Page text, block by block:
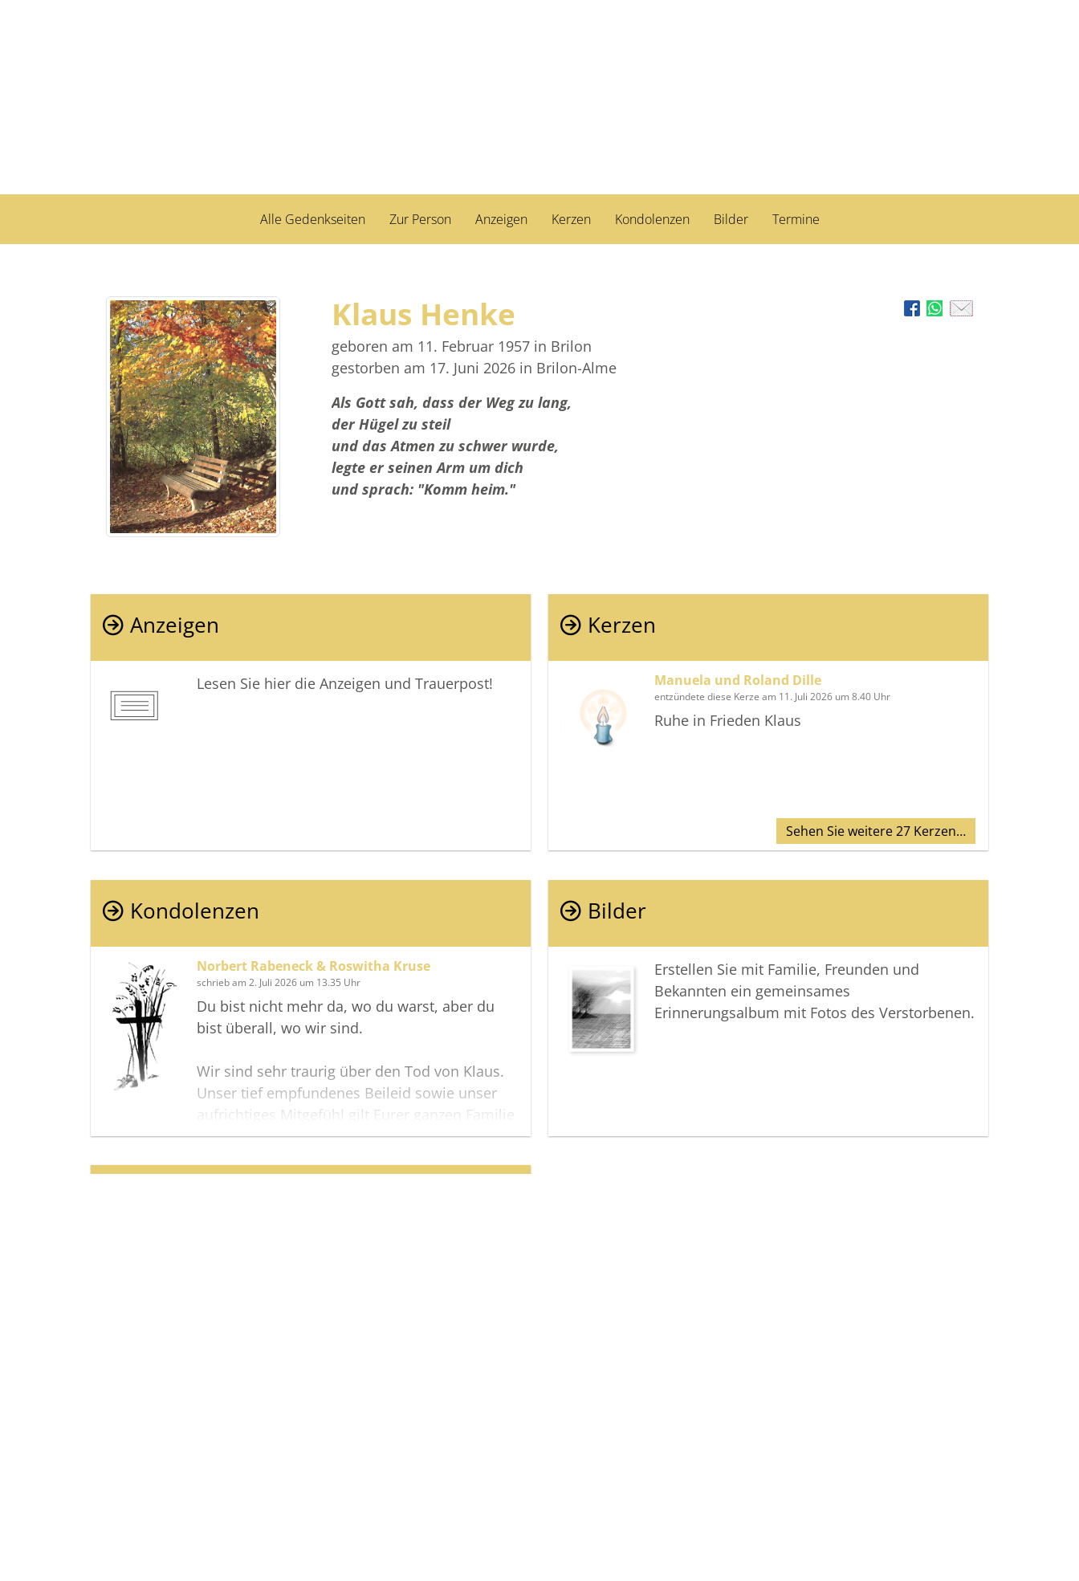
Alle Gedenkseiten Zur Person Anzeigen Kerzen Kondolenzen Bilder Termine
Klaus Henke
geboren am 11. Februar 1957 in Brilon
gestorben am 17. Juni 2026 in Brilon-Alme
Als Gott sah, dass der Weg zu lang,
der Hügel zu steil
und das Atmen zu schwer wurde,
legte er seinen Arm um dich
und sprach: "Komm heim."
Anzeigen
Lesen Sie hier die Anzeigen und Trauerpost!
Kerzen
Manuela und Roland Dille
entzündete diese Kerze am 11. Juli 2026 um 8.40 Uhr
Ruhe in Frieden Klaus
Sehen Sie weitere 27 Kerzen…
Kondolenzen
Norbert Rabeneck & Roswitha Kruse
schrieb am 2. Juli 2026 um 13.35 Uhr
Du bist nicht mehr da, wo du warst, aber du
bist überall, wo wir sind.
Wir sind sehr traurig über den Tod von Klaus.
Unser tief empfundenes Beileid sowie unser
aufrichtiges Mitgefühl gilt Eurer ganzen Familie
und alle die ihn gern hatten.
Lieber Klaus "Ruhe in Frieden"
Bilder
Erstellen Sie mit Familie, Freunden und
Bekannten ein gemeinsames
Erinnerungsalbum mit Fotos des Verstorbenen.